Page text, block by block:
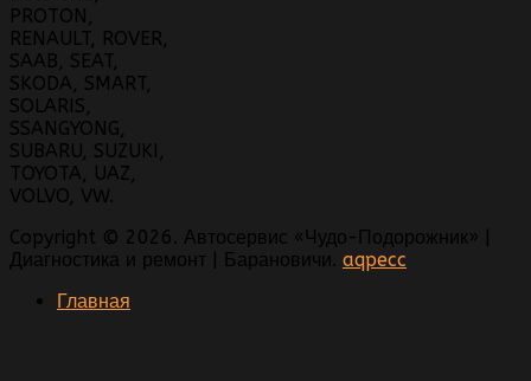
PROTON,
RENAULT, ROVER,
SAAB, SEAT,
SKODA, SMART,
SOLARIS,
SSANGYONG,
SUBARU, SUZUKI,
TOYOTA, UAZ,
VOLVO, VW.
Copyright © 2026. Автосервис «Чудо-Подорожник» |
Диагностика и ремонт | Барановичи. aqpecc
Главная